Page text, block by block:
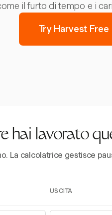
il furto di tempo e i
Try Harvest Free
hai lavorato
La calcolatrice gestisce
USCITA